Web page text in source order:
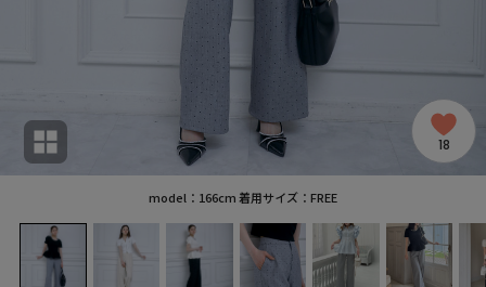
18
model：166cm 着用サイズ：FREE